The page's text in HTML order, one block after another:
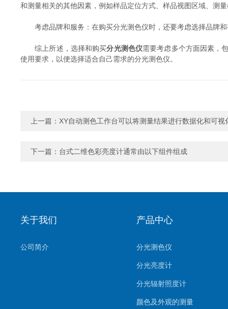
和测量相关的其他因素，例如样品定位方式、样品视图区域、测
考虑品牌和服务：在购买分光测色仪时，还要考虑选择品牌和
综上所述，选择和购买分光测色仪需要考虑多个方面因素，
使用要求，以便选择适合自己需求的分光测色仪。
上一篇： XY自动测色工作台可以将测量结果进行数据化和可视
下一篇： 台式二维色彩亮度计通常由以下组件组成
关于我们
公司简介
产品中心
分光测色仪
分光亮度计
分光辐射照度计
颜色及外观的测量